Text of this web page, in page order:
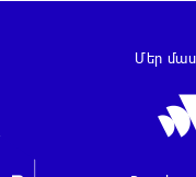
Մեր